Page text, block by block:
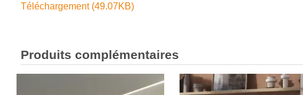
Téléchargement (49.07KB)
Produits complémentaires